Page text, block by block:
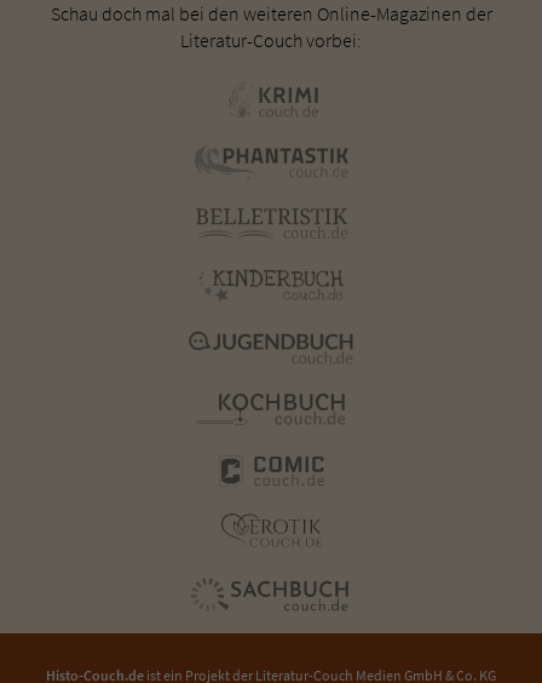
Schau doch mal bei den weiteren Online-Magazinen der
Literatur-Couch vorbei:
Histo-Couch.de ist ein Projekt der Literatur-Couch Medien GmbH & Co. KG